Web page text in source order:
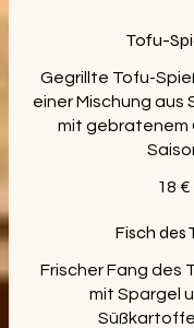
Tofu-
Gegrillte Tofu-
einer Mischung aus
mit gebratenem
18 €
Fisch des
Frischer Fang des
mit Spargel